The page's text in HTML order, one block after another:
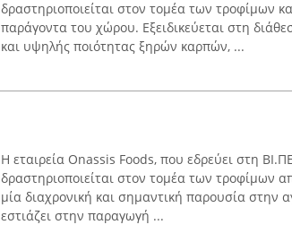
δραστηριοποιείται στον τομέα των τροφίμων
παράγοντα του χώρου. Εξειδικεύεται στη
και υψηλής ποιότητας ξηρών καρπών, ...
Η εταιρεία Onassis Foods, που εδρεύει στη
δραστηριοποιείται στον τομέα των τροφίμων
μία διαχρονική και σημαντική παρουσία στην
εστιάζει στην παραγωγή ...